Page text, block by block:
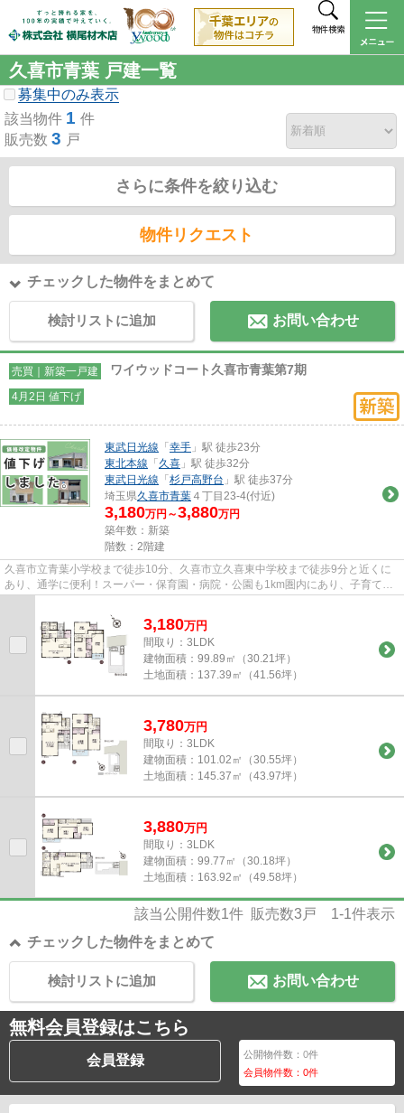
物件検索
久喜市青葉 戸建一覧
募集中のみ表示
該当物件 1 件
販売数 3 戸
さらに条件を絞り込む
物件リクエスト
チェックした物件をまとめて
検討リストに追加 お問い合わせ
売買｜新築一戸建 ワイウッドコート久喜市青葉第7期
4月2日 値下げ
東武日光線 「幸手 」駅 徒歩23分
東北本線 「久喜 」駅 徒歩32分
東武日光線 「杉戸高野台 」駅 徒歩37分
埼玉県久喜市青葉 ４丁目23-4(付近)
3,180万円～3,880万円
築年数：新築
階数：2階建
久喜市立青葉小学校まで徒歩10分、久喜市立久喜東中学校まで徒歩9分と近くに
あり、通学に便利！スーパー・保育園・病院・公園も1km圏内にあり、子育て世
帯の方も暮らしやすいですね。...
3,180万円
間取り：3LDK
建物面積： 99.89㎡（30.21坪）
土地面積： 137.39㎡（41.56坪）
3,780万円
間取り：3LDK
建物面積： 101.02㎡（30.55坪）
土地面積： 145.37㎡（43.97坪）
3,880万円
間取り：3LDK
建物面積： 99.77㎡（30.18坪）
土地面積： 163.92㎡（49.58坪）
該当公開件数1件 販売数3 戸 1-1件表示
チェックした物件をまとめて
お問い合わせ
検討リストに追加
無料会員登録はこちら
会員登録 公開物件数：0件
会員物件数：0件